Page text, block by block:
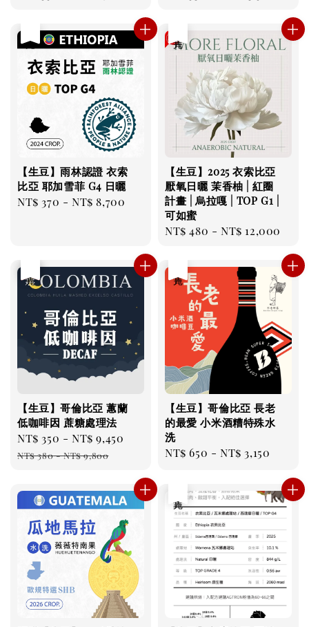
【生豆】雨林認證 衣索
比亞 耶加雪菲 G4 日曬
Regular
NT$ 370 -NT$ 8,700
【生豆】2025 衣索比亞
厭氧日曬 茉香柚 | 紅圈
計畫 | 烏拉嘎 | TOP G1 |
可如蜜
Regular
NT$ 480 -NT$ 12,000
【生豆】哥倫比亞 蕙蘭
低咖啡因 蔗糖處理法
Sale
price
NT$ 350 -NT$ 9,450
Regular
NT$ 380-NT$ 9,800
【生豆】哥倫比亞 長老
的最愛 小米酒糟特殊水
洗
Regular
NT$ 650 -NT$ 3,150